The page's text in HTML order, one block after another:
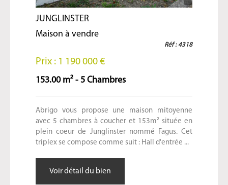
JUNGLINSTER
Maison à vendre
Réf : 4318
Prix : 1 190 000 €
153.00 m² - 5 Chambres
Abrigo vous propose une maison mitoyenne
avec 5 chambres à coucher et 153m² située en
plein coeur de Junglinster nommé Fagus. Cet
triplex se compose comme suit : Hall d'entrée ...
Voir détail du bien